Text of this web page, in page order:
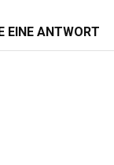
EINE ANTWORT